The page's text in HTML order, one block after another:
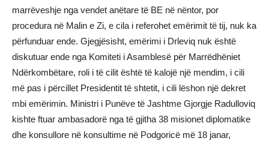
marrëveshje nga vendet anëtare të BE në nëntor, por
procedura në Malin e Zi, e cila i referohet emërimit të tij, nuk ka
përfunduar ende. Gjegjësisht, emërimi i Drleviq nuk është
diskutuar ende nga Komiteti i Asamblesë për Marrëdhëniet
Ndërkombëtare, roli i të cilit është të kalojë një mendim, i cili
më pas i përcillet Presidentit të shtetit, i cili lëshon një dekret
mbi emërimin. Ministri i Punëve të Jashtme Gjorgje Radulloviq
kishte ftuar ambasadorë nga të gjitha 38 misionet diplomatike
dhe konsullore në konsultime në Podgoricë më 18 janar,